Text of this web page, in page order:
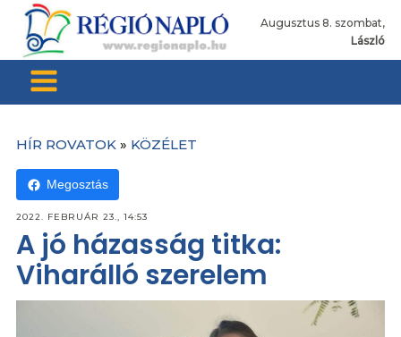
Augusztus 8. szombat,
László
HÍR ROVATOK » KÖZÉLET
Megosztás
2022. FEBRUÁR 23., 14:53
A jó házasság titka:
Viharálló szerelem